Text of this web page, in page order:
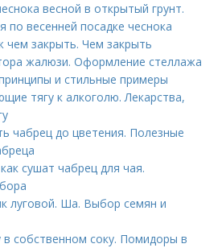
весной в открытый грунт.
по весенней посадке чеснока
закрыть. Чем закрыть
жалюзи. Оформление стеллажа
и стильные примеры
тягу к алкоголю. Лекарства,
чабрец до цветения. Полезные
сушат чабрец для чая.
луговой. Ша. Выбор семян и
собственном соку. Помидоры в